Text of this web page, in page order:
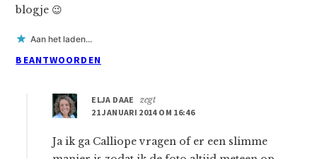
blogje 😉
Aan het laden...
BEANTWOORDEN
ELJA DAAE
zegt
21 JANUARI 2014 OM 16:46
Ja ik ga Calliope vragen of er een slimme